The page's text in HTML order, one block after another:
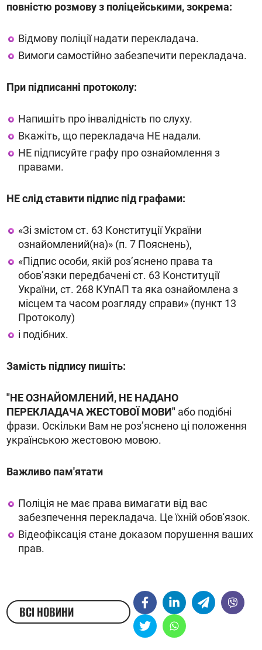
повністю розмову з поліцейськими, зокрема:
Відмову поліції надати перекладача.
Вимоги самостійно забезпечити перекладача.
При підписанні протоколу:
Напишіть про інвалідність по слуху.
Вкажіть, що перекладача НЕ надали.
НЕ підписуйте графу про ознайомлення з
правами.
НЕ слід ставити підпис під графами:
«Зі змістом ст. 63 Конституції України
ознайомлений(на)» (п. 7 Пояснень),
«Підпис особи, якій розʼяснено права та
обовʼязки передбачені ст. 63 Конституції
України, ст. 268 КУпАП та яка ознайомлена з
місцем та часом розгляду справи» (пункт 13
Протоколу)
і подібних.
Замість підпису пишіть:
"НЕ ОЗНАЙОМЛЕНИЙ, НЕ НАДАНО
ПЕРЕКЛАДАЧА ЖЕСТОВОЇ МОВИ" або подібні
фрази. Оскільки Вам не розʼяснено ці положення
українською жестовою мовою.
Важливо пам'ятати
Поліція не має права вимагати від вас
забезпечення перекладача. Це їхній обов'язок.
Відеофіксація стане доказом порушення ваших
прав.
ВСІ НОВИНИ